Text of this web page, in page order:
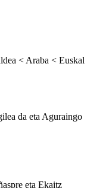
< Araba < Euskal
da eta Aguraingo
eta Ekaitz